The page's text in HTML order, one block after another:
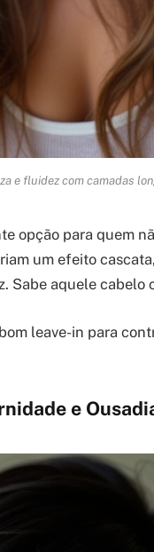
e fluidez com camadas
opção para quem
um efeito
Sabe aquele cabelo
leave-in para
e